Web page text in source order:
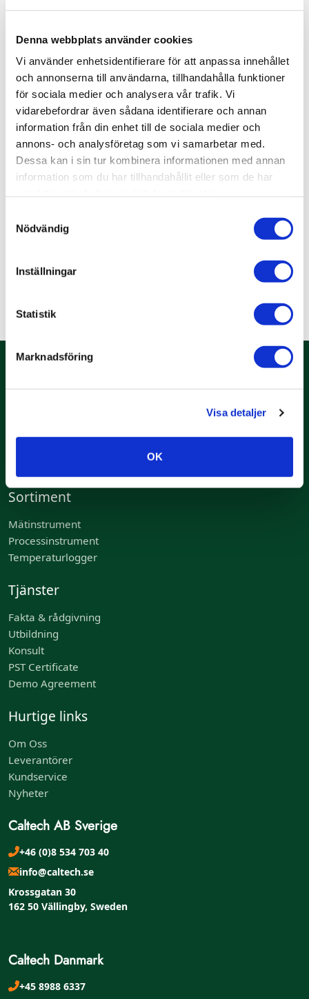
Denna webbplats använder cookies
Vi använder enhetsidentifierare för att anpassa innehållet
och annonserna till användarna, tillhandahålla funktioner
för sociala medier och analysera vår trafik. Vi
vidarebefordrar även sådana identifierare och annan
information från din enhet till de sociala medier och
annons- och analysföretag som vi samarbetar med.
Dessa kan i sin tur kombinera informationen med annan
information som du har tillhandahållit eller som de har
Nödvändig
Inställningar
Statistik
Marknadsföring
Visa detaljer
OK
Vi har også et bredt sortiment fra verdens
temperaturmåling, Fluke Calibration.
Sortimentet omfatter bl.a. to af bestsellerne
Fluke 1524 og 1586. For at minimere risikoen for
målefejl er det vigtigt at vælge det rigtige
termometer til det respektive formål, og at
enheden er bygget og designet til formålet.
Til generering af temperatur tilbyder vi
markedets bredeste sortiment med den højeste
temperaturkalibrering.
hosFlukeCalibration.
førende produkter og tjenester inden for
partnerskaber leverer vi effektive løsninger.
Sortiment
Mätinstrument
Processinstrument
Temperaturlogger
Tjänster
Fakta & rådgivning
Utbildning
Konsult
PST Certificate
Demo Agreement
Hurtige links
Om Oss
Leverantörer
Kundservice
Nyheter
Caltech AB Sverige
+46 (0)8 534 703 40
info@caltech.se
Krossgatan 30
162 50 Vällingby, Sweden
Caltech Danmark
+45 8988 6337